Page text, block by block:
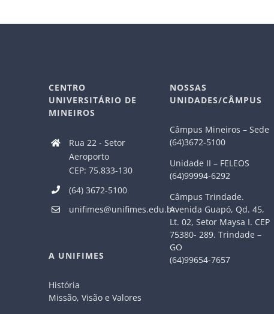
CENTRO
UNIVERSITÁRIO DE
MINEIROS
Rua 22 - Setor
Aeroporto
CEP: 75.833-130
(64) 3672-5100
unifimes@unifimes.edu.br
A UNIFIMES
História
Missão, Visão e Valores
NOSSAS
UNIDADES/CÂMPUS
Câmpus Mineiros – Sede
(64)3672-5100
Unidade II – FELEOS
(64)99994-6292
Câmpus Trindade.
Avenida Guapó, Qd. 45,
Lt. 02, Setor Maysa I. CEP
75380- 289. Trindade –
GO
(64)99654-7657